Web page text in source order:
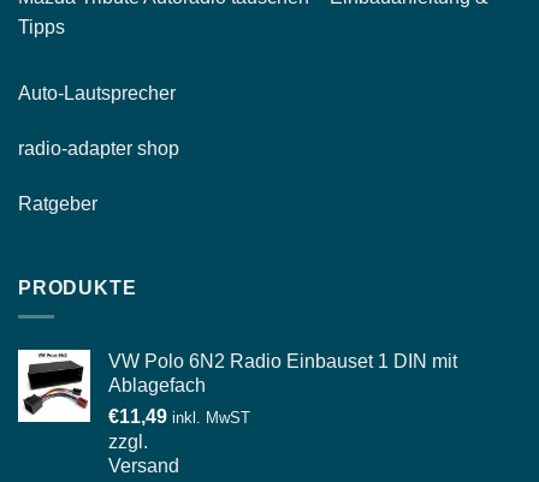
Tipps
Auto-Lautsprecher
radio-adapter shop
Ratgeber
PRODUKTE
VW Polo 6N2 Radio Einbauset 1 DIN mit
Ablagefach
€11,49 inkl. MwST
zzgl.
Versand